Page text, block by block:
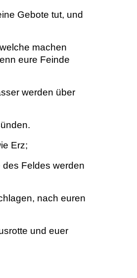
Gebote tut, und
machen
eure Feinde
werden über
Erz;
Feldes werden
nach euren
und euer